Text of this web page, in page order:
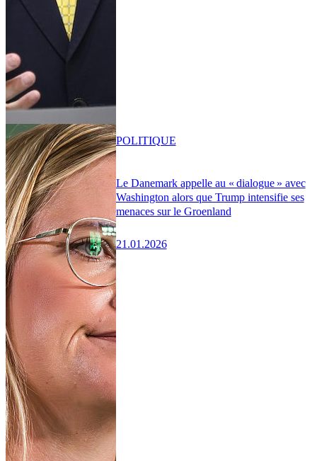
Le Danemark appelle au « dialogue » avec
Washington alors que Trump intensifie ses
menaces sur le Groenland
21.01.2026
POLITIQUE